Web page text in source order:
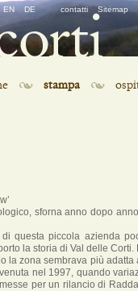
EN DE
Salta
navigazione
contatti Sitemap
stampa
sforna anno dopo
questa piccola azienda
la storia di Val delle Corti.
la zona sembrava più adatta
nel 1997, quando
per un rilancio di